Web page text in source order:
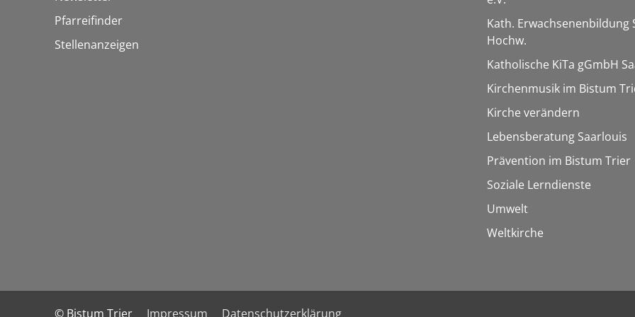
Pfarreifinder
Stellenanzeigen
Kath. Erwachsenenbildung
Hochw.
Katholische KiTa gGmbH
Kirchenmusik im Bistum
Kirche verändern
Lebensberatung Saarlouis
Prävention im Bistum Trier
Soziale Lerndienste
Umwelt
Weltkirche
© Bistum Trier Impressum Datenschutzerklärung